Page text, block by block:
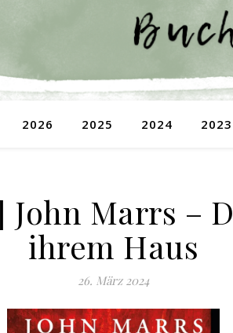
2026 2025 2024 2023
John Marrs –
ihrem Haus
26. März 2024